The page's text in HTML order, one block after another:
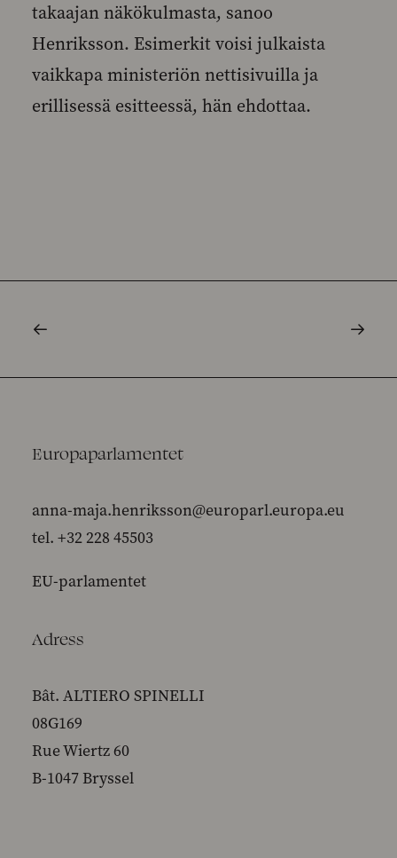
takaajan näkökulmasta, sanoo
Henriksson. Esimerkit voisi julkaista
vaikkapa ministeriön nettisivuilla ja
erillisessä esitteessä, hän ehdottaa.
Europaparlamentet
anna-maja.henriksson@europarl.europa.eu
tel. +32 228 45503
EU-parlamentet
Adress
Bât. ALTIERO SPINELLI
08G169
Rue Wiertz 60
B-1047 Bryssel